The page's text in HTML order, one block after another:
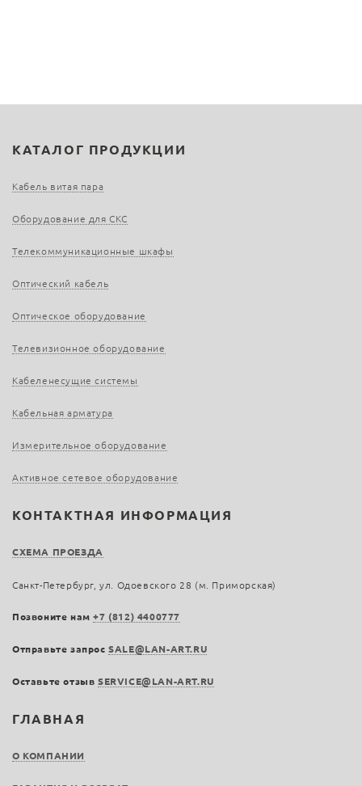
ГЛАВНАЯ
О КОМПАНИИ
КАТАЛОГ ПРОДУКЦИИ
Кабель витая пара
Оборудование для СКС
Телекоммуникационные шкафы
Оптический кабель
Оптическое оборудование
Телевизионное оборудование
Кабеленесущие системы
Кабельная арматура
Измерительное оборудование
Активное сетевое оборудование
КОНТАКТНАЯ ИНФОРМАЦИЯ
СХЕМА ПРОЕЗДА
Санкт-Петербург, ул. Одоевского 28 (м. Приморская)
Позвоните нам+7 (812) 4400777
Отправьте запросSALE@LAN-ART.RU
Оставьте отзыв SERVICE@LAN-ART.RU